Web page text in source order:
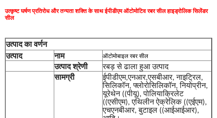
उत्कृष्ट घर्षण प्रतिरोध और तन्यता शक्ति के साथ ईपीडीएम ऑटोमोटिव रबर सील हाइड्रोलिक सिलेंडर
सील
उत्पाद का वर्णन
उत्पाद
नाम ऑटोमोबाइल रबर सील
उत्पाद श्रेणी
रबड़ से ढाला हुआ उत्पाद
सामग्री
ईपीडीएम,एनआर,एसबीआर, नाइट्रिल,
सिलिकॉन, फ्लोरोसिलिकॉन, नियोप्रीन,
यूरेथेन ((पीयू), पोलियाक्रिलेट
((एसीएम), एथिलीन ऐक्रेलिक ((एईएम),
एचएनबीआर, बुटाइल ((आईआईआर),